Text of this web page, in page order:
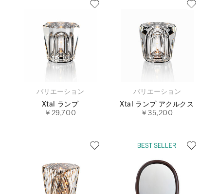
バリエーション
Xtal ランプ
￥29,700
バリエーション
Xtal ランプ アクルクス
￥35,200